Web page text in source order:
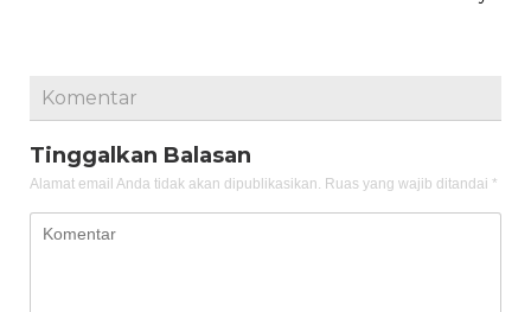
Komentar
Tinggalkan Balasan
Alamat email Anda tidak akan dipublikasikan. Ruas yang wajib ditandai *